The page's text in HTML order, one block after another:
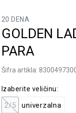
20 DENA
GOLDEN
PARA
Šifra artikla:
Izaberite veličinu:
2/5 univerzalna